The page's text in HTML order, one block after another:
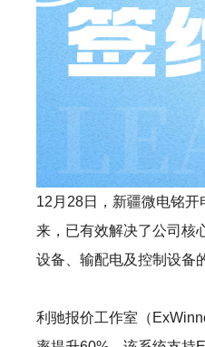
12月28日，新疆微电铭
来，已有效解决了公司核
设备、输配电及控制设备
利驰报价工作室（